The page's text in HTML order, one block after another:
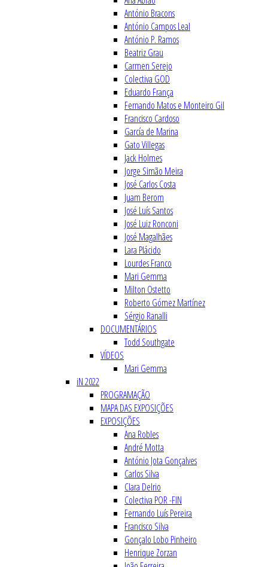
António Bracons
António Campos Leal
António P. Ramos
Beatriz Grau
Carmen Serejo
Colectiva GOD
Eduardo França
Fernando Matos e Monteiro Gil
Francisco Cardoso
García de Marina
Gato Villegas
Jack Holmes
Jorge Simão Meira
José Carlos Costa
Juam Berom
José Luís Santos
José Luiz Ronconi
José Magalhães
Lara Plácido
Lourdes Franco
Mari Gemma
Milton Ostetto
Roberto Gómez Martínez
Sérgio Ranalli
DOCUMENTÁRIOS
Todd Southgate
VÍDEOS
Mari Gemma
iN 2022
PROGRAMAÇÃO
MAPA DAS EXPOSIÇÕES
EXPOSIÇÕES
Ana Robles
André Motta
António Jota Gonçalves
Carlos Silva
Clara Delrio
Colectiva POR -FIN
Fernando Luís Pereira
Francisco Silva
Gonçalo Lobo Pinheiro
Henrique Zorzan